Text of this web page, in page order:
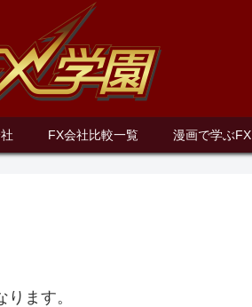
FX会社比較一覧 漫画で学ぶFX
ます。